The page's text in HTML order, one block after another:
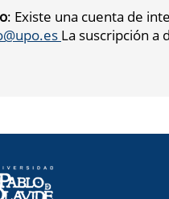
: Existe una cuenta de
La suscripción a